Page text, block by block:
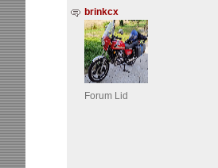
brinkcx
Forum Lid